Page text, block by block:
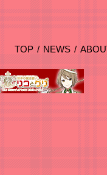
TOP / NEWS /